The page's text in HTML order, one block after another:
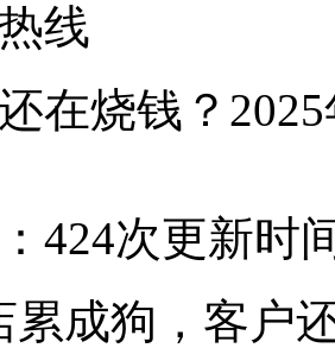
线
在烧钱？
424次更新时
累成狗，客户